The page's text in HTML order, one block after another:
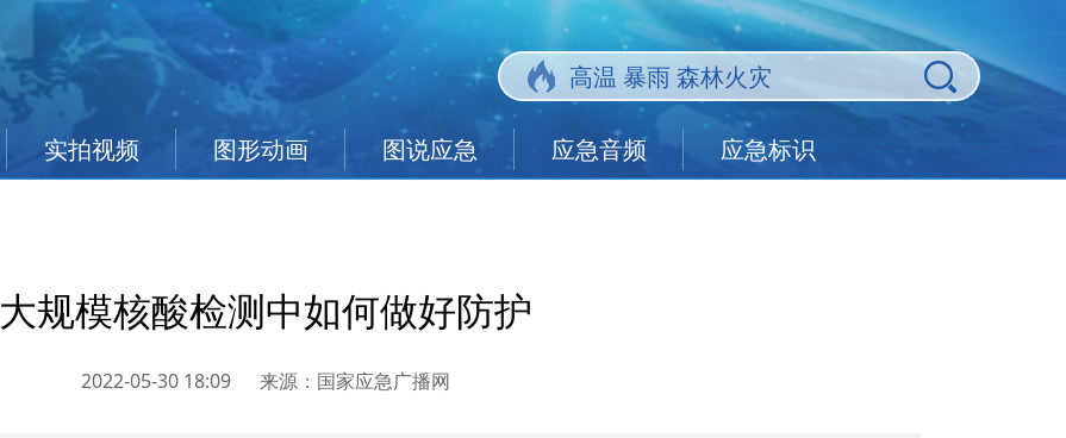
实拍视频 图形动画 图说应急 应急音频 应急标识
大规模核酸检测中如何做好防护
2022-05-30 18:09 来源： 国家应急广播网